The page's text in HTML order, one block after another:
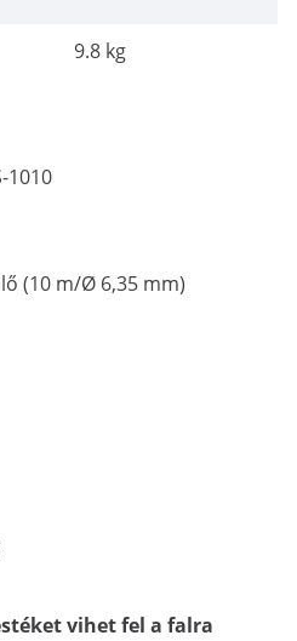
9.8 kg
1010
(10 m/Ø 6,35 mm)
vihet fel a falra